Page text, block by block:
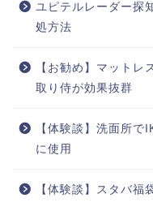
ユピテルレーダー探
処方法
【お勧め】マットレ
取り侍が効果抜群
【体験談】洗面所で
に使用
【体験談】スタバ福